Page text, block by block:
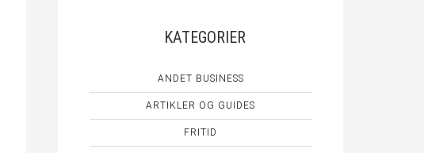
KATEGORIER
ANDET BUSINESS
ARTIKLER OG GUIDES
FRITID